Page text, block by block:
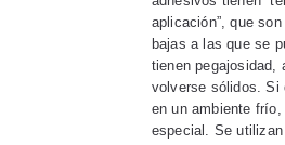
aplicación”, que
bajas a las que se
tienen pegajosidad,
volverse sólidos. Si
en un ambiente
especial. Se